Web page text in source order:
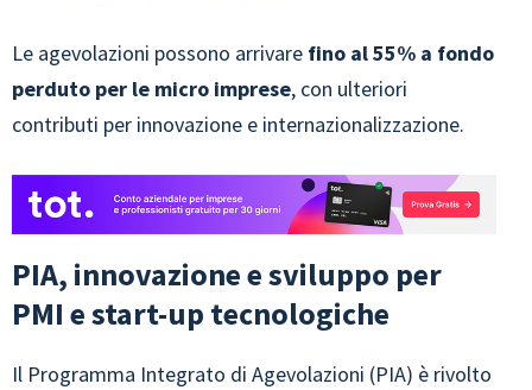
Le agevolazioni possono arrivare fino al 55% a fondo
perduto per le micro imprese, con ulteriori
contributi per innovazione e internazionalizzazione.
PIA, innovazione e sviluppo per
PMI e start-up tecnologiche
Il Programma Integrato di Agevolazioni (PIA) è rivolto